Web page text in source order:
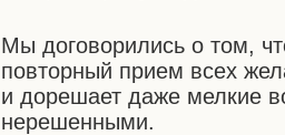
Мы договорились о том,
повторный прием всех
и дорешает даже мелкие
нерешенными.